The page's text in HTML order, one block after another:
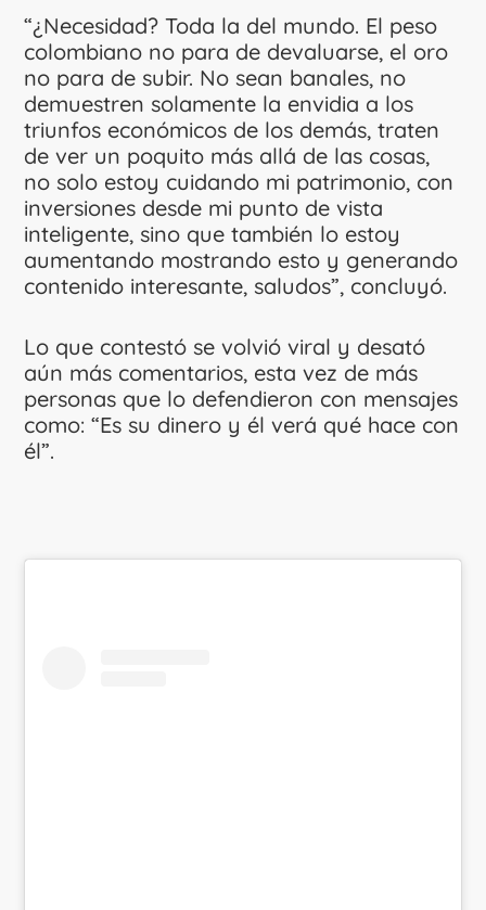
“¿Necesidad? Toda la del mundo. El peso
colombiano no para de devaluarse, el oro
no para de subir. No sean banales, no
demuestren solamente la envidia a los
triunfos económicos de los demás, traten
de ver un poquito más allá de las cosas,
no solo estoy cuidando mi patrimonio, con
inversiones desde mi punto de vista
inteligente, sino que también lo estoy
aumentando mostrando esto y generando
contenido interesante, saludos”, concluyó.
Lo que contestó se volvió viral y desató
aún más comentarios, esta vez de más
personas que lo defendieron con mensajes
como: “Es su dinero y él verá qué hace con
él”.